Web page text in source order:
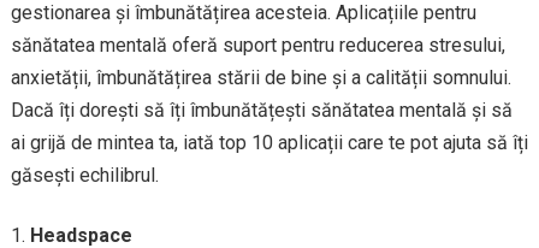
gestionarea și îmbunătățirea acesteia. Aplicațiile pentru
sănătatea mentală oferă suport pentru reducerea stresului,
anxietății, îmbunătățirea stării de bine și a calității somnului.
Dacă îți dorești să îți îmbunătățești sănătatea mentală și să
ai grijă de mintea ta, iată top 10 aplicații care te pot ajuta să îți
găsești echilibrul.
Headspace